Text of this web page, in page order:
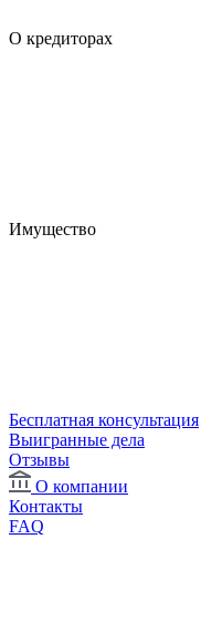
О кредиторах
Имущество
Бесплатная консультация
Выигранные дела
Отзывы
О компании
Контакты
FAQ